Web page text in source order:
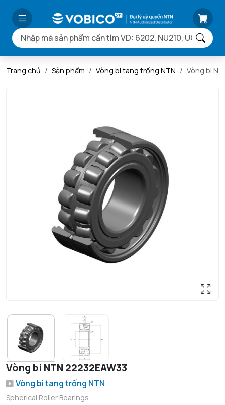
Trang chủ Sản phẩm Vòng bi tang trống NTN Vòng bi
Vòng bi NTN 22232EAW33
Vòng bi tang trống NTN
Spherical Roller Bearings